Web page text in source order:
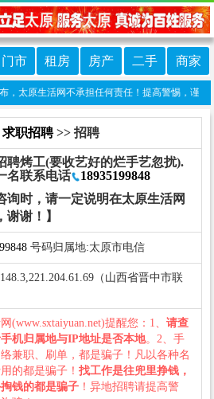
门市 租房 房产 二手 商家
太原生活网不承担任何责任！提高警惕，谨防
求职招聘>> 招聘
聘烤工(要收艺好的烂手艺忽扰).
名联系电话
18935199848
询时，请一定说明在太原生活网
谢谢！】
号码归属地:太原市电信
（山西省晋中市联
(www.sxtaiyuan.net)提醒您：1、 请查
机归属地与IP地址是否本地。2、手
兼职、刷单，都是骗子！凡以各种名
的都是骗子！ 找工作是往兜里挣钱，
钱的都是骗子 ！异地招聘请提高警